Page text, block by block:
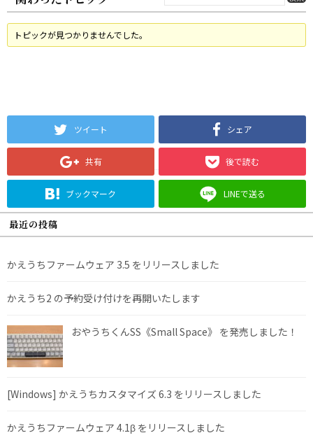
トピックが見つかりませんでした。
ツイート シェア
共有 後で読む
ブックマーク LINEで送る
最近の投稿
かえうちファームウェア 3.5 をリリースしました
かえうち2 の予約受け付けを再開いたします
おやうちくんSS《Small Space》 を発売しました！
[Windows] かえうちカスタマイズ 6.3 をリリースしました
かえうちファームウェア 4.1β をリリースしました